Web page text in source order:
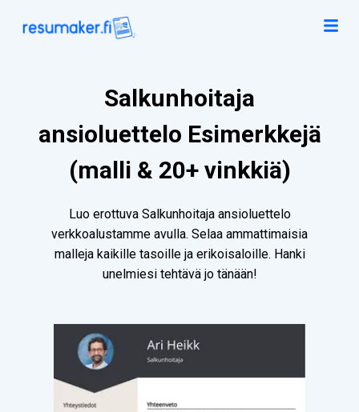
Salkunhoitaja
ansioluettelo Esimerkkejä
(malli & 20+ vinkkiä)
Luo erottuva Salkunhoitaja ansioluettelo
verkkoalustamme avulla. Selaa ammattimaisia
malleja kaikille tasoille ja erikoisaloille. Hanki
unelmiesi tehtävä jo tänään!